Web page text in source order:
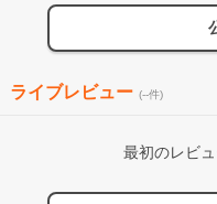
ライブレビュー (--件)
最初のレビ